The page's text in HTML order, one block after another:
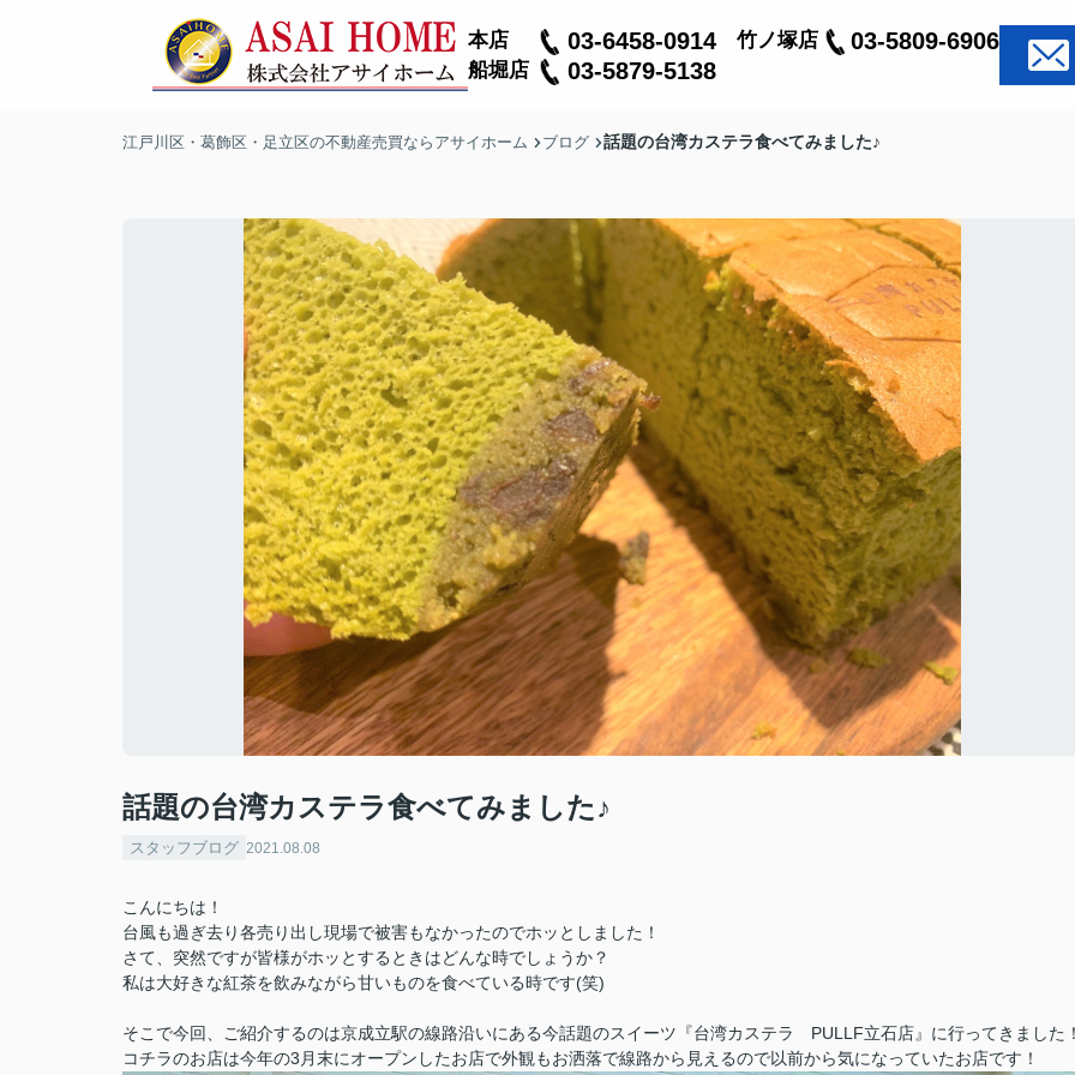
本店 03-6458-0914 竹ノ塚店 03-5809-6906
船堀店 03-5879-5138
江戸川区・葛飾区・足立区の不動産売買ならアサイホーム ブログ 話題の台湾カステラ食べてみました♪
話題の台湾カステラ食べてみました♪
スタッフブログ 2021.08.08
こんにちは！
台風も過ぎ去り各売り出し現場で被害もなかったのでホッとしました！
さて、突然ですが皆様がホッとするときはどんな時でしょうか？
私は大好きな紅茶を飲みながら甘いものを食べている時です(笑)
そこで今回、ご紹介するのは京成立駅の線路沿いにある今話題のスイーツ『台湾カステラ PULLF立石店』に行ってきました
コチラのお店は今年の3月末にオープンしたお店で外観もお洒落で線路から見えるので以前から気になっていたお店です！